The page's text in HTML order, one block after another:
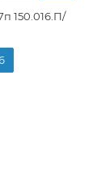
150.016.П/